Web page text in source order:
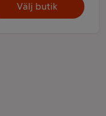
Välj butik